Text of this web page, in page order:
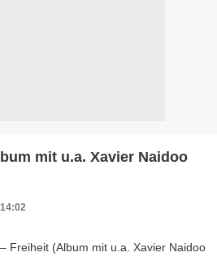
mit u.a. Xavier Naidoo